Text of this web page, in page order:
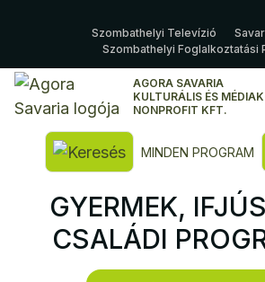
Szombathelyi Televízió
Szombathelyi Foglalkoztatási
AGORA SAVARIA
KULTURÁLIS ÉS
NONPROFIT KFT.
Kereső megnyitása
MINDEN PROGRAM
GYERMEK,
CSALÁDI